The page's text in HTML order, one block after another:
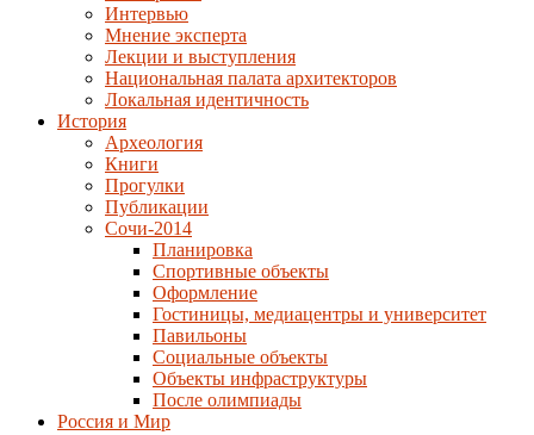
Интервью
Мнение эксперта
Лекции и выступления
Национальная палата архитекторов
Локальная идентичность
История
Археология
Книги
Прогулки
Публикации
Сочи-2014
Планировка
Спортивные объекты
Оформление
Гостиницы, медиацентры и университет
Павильоны
Социальные объекты
Объекты инфраструктуры
После олимпиады
Россия и Мир